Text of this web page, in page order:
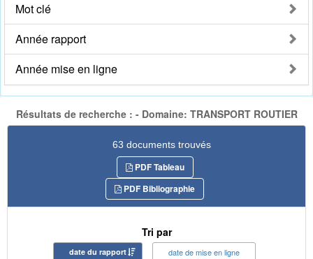
Mot clé
Année rapport
Année mise en ligne
Résultats de recherche : - Domaine: TRANSPORT ROUTIER
63 documents trouvés
PDF Tableau
PDF Bibliographie
Tri par
date du rapport date de mise en ligne